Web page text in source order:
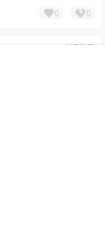
0 0
抖音微密